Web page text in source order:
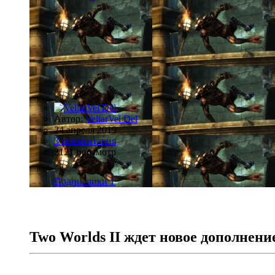
Автор:VeliarVel Del
24 апреля 2019
3 комментария
2121 просмотр
Подписчики 1
Two Worlds II ждет новое